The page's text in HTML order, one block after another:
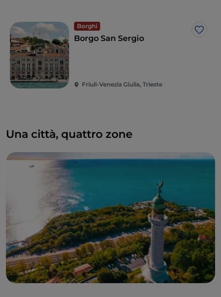
Borghi
Like
Borgo San Sergio
Friuli-Venezia Giulia, Trieste
Una città, quattro zone